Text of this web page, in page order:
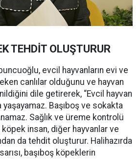
TEHDİT OLUŞTURUR
evcil hayvanların evi ve
canlılar olduğunu ve hayvan
dile getirerek, “Evcil hayvan
yaşayamaz. Başıboş ve sokakta
Sağlık ve üreme kontrolü
köpek insan, diğer hayvanlar ve
da tehdit oluşturur. Halihazırda
başıboş köpeklerin